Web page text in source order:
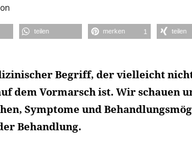
teilen merken 1 teilen
Begriff, der vielleicht
dem Vormarsch ist. Wir schauen
Symptome und
Behandlung.